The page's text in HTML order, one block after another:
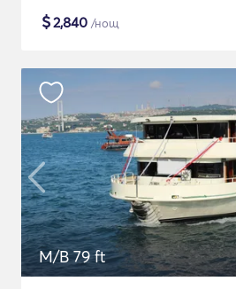
$2,840 /нощ
M/B 79 ft